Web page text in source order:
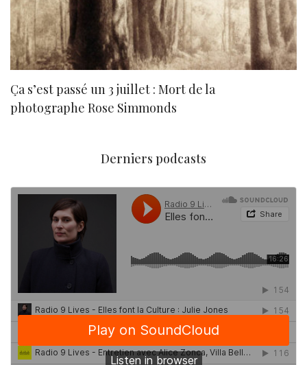
Ça s’est passé un 3 juillet : Mort de la
photographe Rose Simmonds
Derniers podcasts